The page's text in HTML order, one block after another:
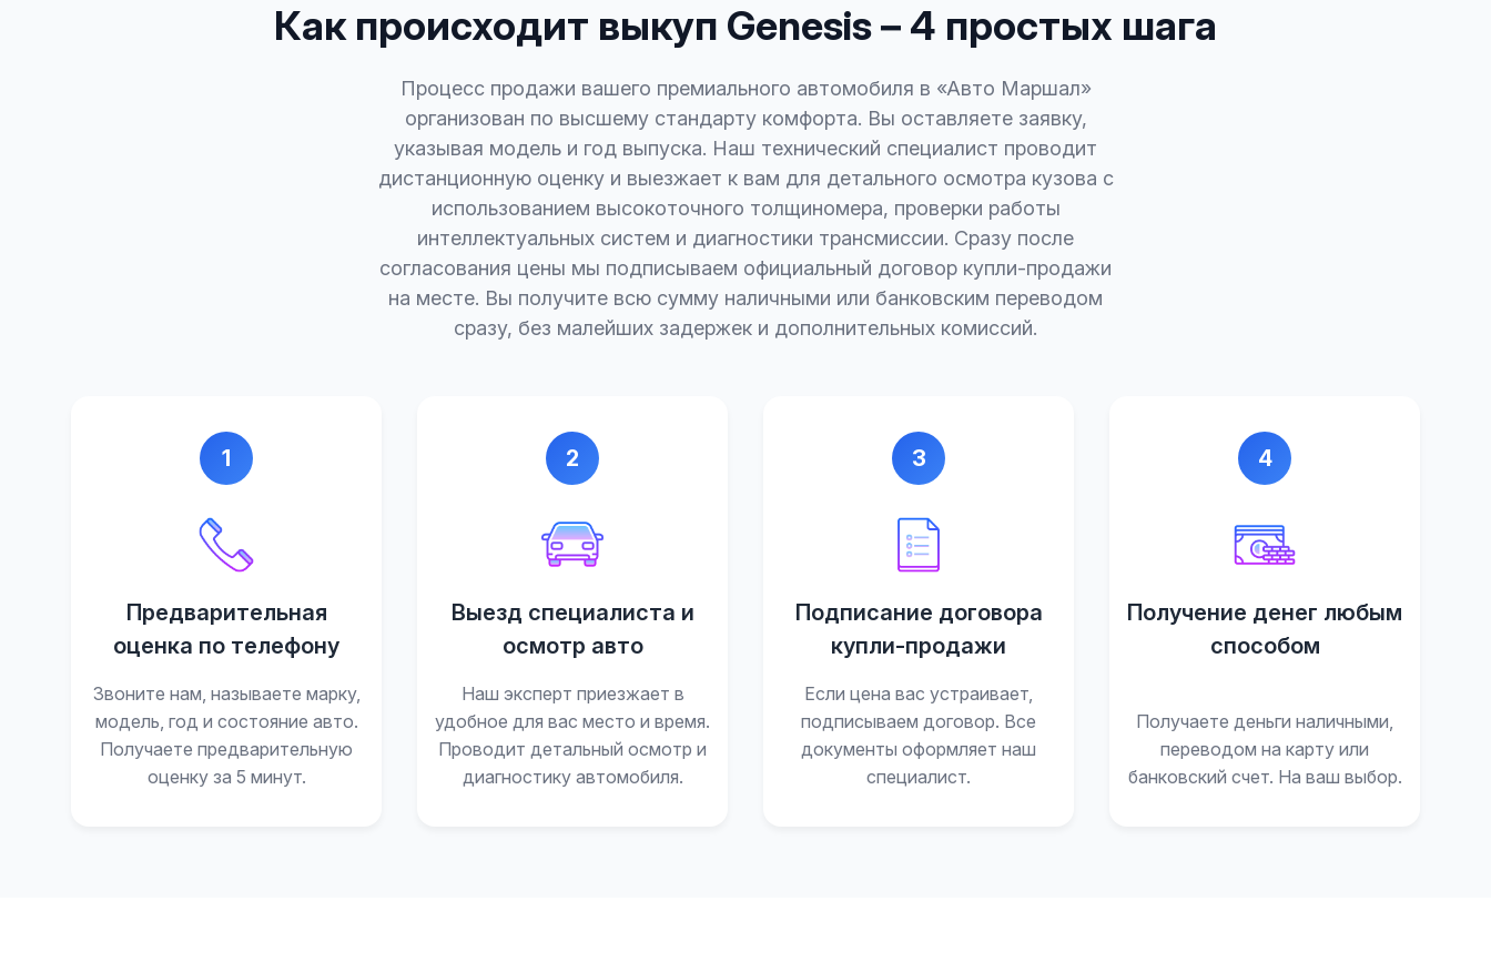
Как происходит выкуп Genesis – 4 простых шага
Процесс продажи вашего премиального автомобиля в «Авто Маршал»
организован по высшему стандарту комфорта. Вы оставляете заявку,
указывая модель и год выпуска. Наш технический специалист проводит
дистанционную оценку и выезжает к вам для детального осмотра кузова с
использованием высокоточного толщиномера, проверки работы
интеллектуальных систем и диагностики трансмиссии. Сразу после
согласования цены мы подписываем официальный договор купли-продажи
на месте. Вы получите всю сумму наличными или банковским переводом
сразу, без малейших задержек и дополнительных комиссий.
1
Предварительная
оценка по телефону
Звоните нам, называете марку,
модель, год и состояние авто.
Получаете предварительную
оценку за 5 минут.
2
Выезд специалиста и
осмотр авто
Наш эксперт приезжает в
удобное для вас место и время.
Проводит детальный осмотр и
диагностику автомобиля.
3
Подписание договора
купли-продажи
Если цена вас устраивает,
подписываем договор. Все
документы оформляет наш
специалист.
4
Получение денег любым
способом
Получаете деньги наличными,
переводом на карту или
банковский счет. На ваш выбор.